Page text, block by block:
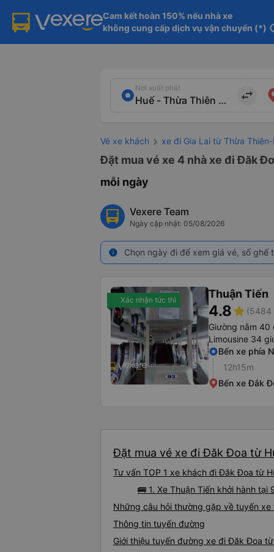
Cam kết hoàn 150% nếu nhà xe
không cung cấp dịch vụ vận chuyển (*)
Nơi xuất phát
import_export
Vé xe khách xe đi Gia Lai từ Thừa
Đặt mua vé xe 4 nhà xe đi Đăk
mỗi ngày
Vexere Team
Ngày cập nhật: 05/08/2026
info Chọn ngày đi để xem giá vé, số
Xác nhận tức thì Thuận Tiến
4.8star (5484
Giường nằm 40
Limousine 34
Bến xe phía
12h15m
Bến xe Đắk
Đặt mua vé xe đi Đăk Đoa từ
Tư vấn TOP 1 xe khách đi Đăk Đoa từ
🚌 1. Xe Thuận Tiến khởi hành
Những câu hỏi thường gặp về tuyến
Thông tin tuyến đường
Giới thiệu tuyến đường xe đi Đăk Đoa